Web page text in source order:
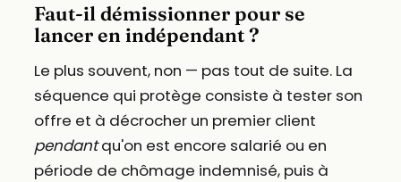
Faut-il démissionner pour se
lancer en indépendant ?
Le plus souvent, non — pas tout de suite. La
séquence qui protège consiste à tester son
offre et à décrocher un premier client
pendantqu'on est encore salarié ou en
période de chômage indemnisé, puis à